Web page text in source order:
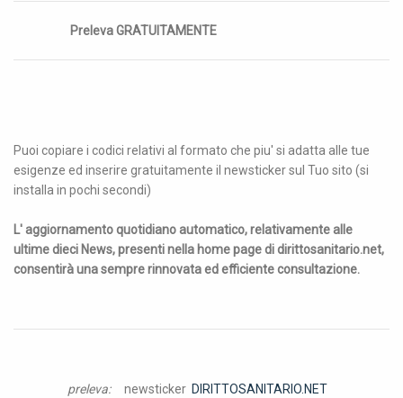
Preleva GRATUITAMENTE
Puoi copiare i codici relativi al formato che piu' si adatta alle tue
esigenze ed inserire gratuitamente il newsticker sul Tuo sito (si
installa in pochi secondi)
L' aggiornamento quotidiano automatico, relativamente alle
ultime dieci News, presenti nella home page di dirittosanitario.net,
consentirà una sempre rinnovata ed efficiente consultazione.
preleva: newsticker DIRITTOSANITARIO.NET